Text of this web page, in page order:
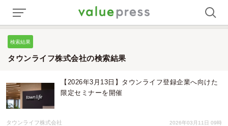
検索結果
タウンライフ株式会社の検索結果
【2026年3月13日】タウンライフ登録企業へ向けた
限定セミナーを開催
タウンライフ株式会社 2026年03月11日 09時